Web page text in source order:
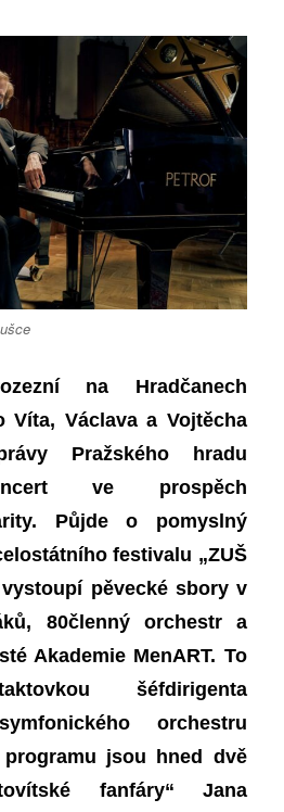
na Hradčanech
Víta, Václava a Vojtěcha
Pražského hradu
ve prospěch
Půjde o pomyslný
festivalu „ZUŠ
pěvecké sbory v
80členný orchestr a
Akademie MenART. To
šéfdirigenta
orchestru
jsou hned dvě
fanfáry“ Jana